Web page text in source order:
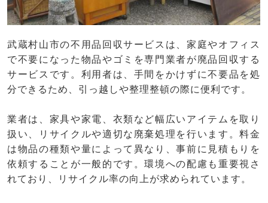
武蔵村山市の不用品回収サービスは、家庭やオフィス
で不要になった物品やゴミを専門業者が廃品回収する
サービスです。利用者は、手間をかけずに不要品を処
分できるため、引っ越しや整理整頓の際に便利です。
業者は、家具や家電、衣類など幅広いアイテムを取り
扱い、リサイクルや適切な廃棄処理を行います。料金
は物品の種類や量によって異なり、事前に見積もりを
依頼することが一般的です。環境への配慮も重要視さ
れており、リサイクル率の向上が求められています。